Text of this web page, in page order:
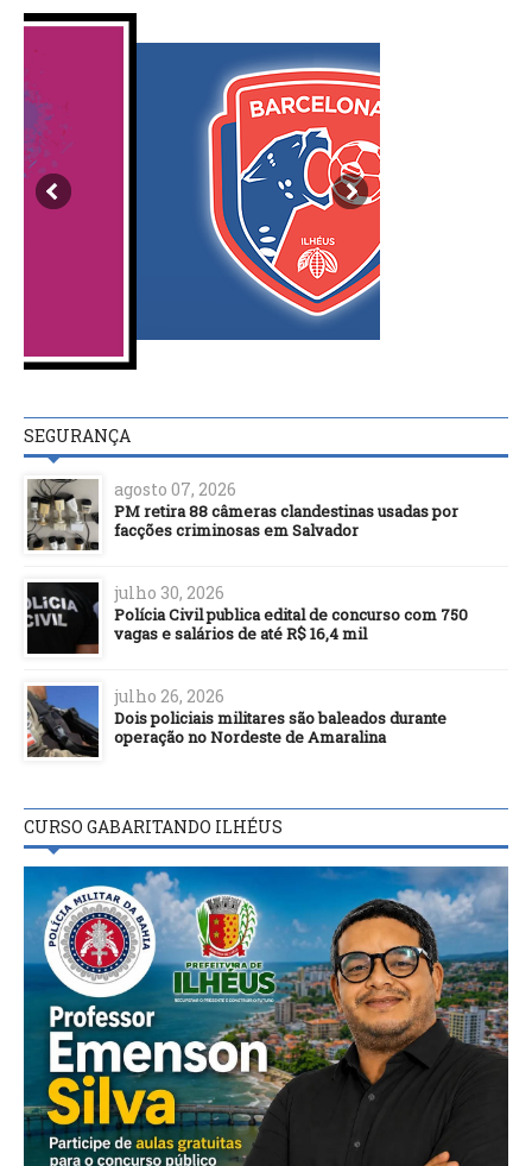
SEGURANÇA
agosto 07, 2026
PM retira 88 câmeras clandestinas usadas por
facções criminosas em Salvador
julho 30, 2026
Polícia Civil publica edital de concurso com 750
vagas e salários de até R$ 16,4 mil
julho 26, 2026
Dois policiais militares são baleados durante
operação no Nordeste de Amaralina
CURSO GABARITANDO ILHÉUS